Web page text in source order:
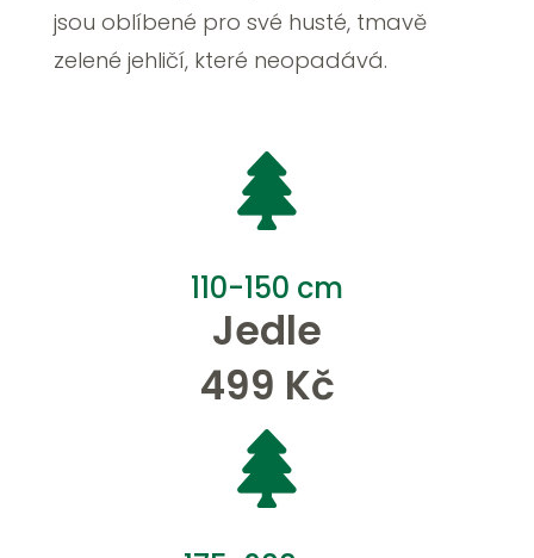
jsou oblíbené pro své husté, tmavě
zelené jehličí, které neopadává.

110-150 cm
Jedle
499 Kč
